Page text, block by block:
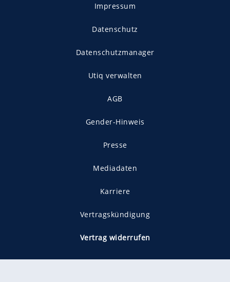
Impressum
Datenschutz
Datenschutzmanager
Utiq verwalten
AGB
Gender-Hinweis
Presse
Mediadaten
Karriere
Vertragskündigung
Vertrag widerrufen